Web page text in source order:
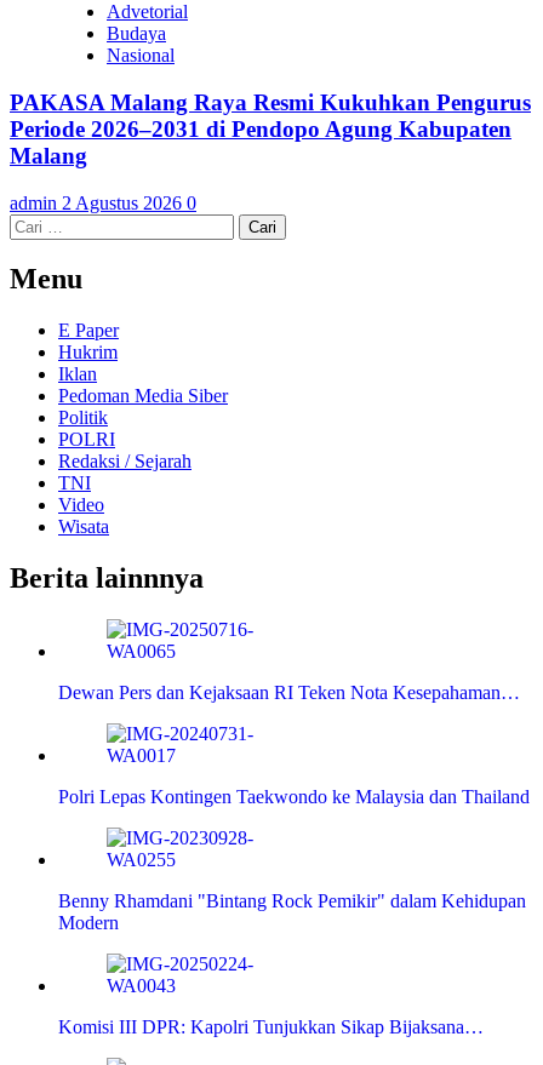
Advetorial
Budaya
Nasional
PAKASA Malang Raya Resmi Kukuhkan Pengurus
Periode 2026–2031 di Pendopo Agung Kabupaten
Malang
admin 2 Agustus 2026 0
Cari
untuk:
Menu
E Paper
Hukrim
Iklan
Pedoman Media Siber
Politik
POLRI
Redaksi / Sejarah
TNI
Video
Wisata
Berita lainnnya
Dewan Pers dan Kejaksaan RI Teken Nota Kesepahaman…
Polri Lepas Kontingen Taekwondo ke Malaysia dan Thailand
Benny Rhamdani "Bintang Rock Pemikir" dalam Kehidupan
Modern
Komisi III DPR: Kapolri Tunjukkan Sikap Bijaksana…